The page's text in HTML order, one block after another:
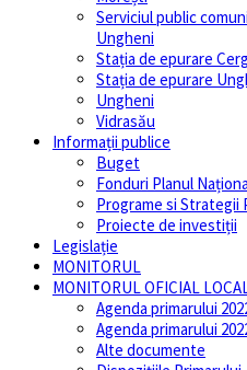
Serviciul public
Ungheni
Stația de epurare
Stația de epurare
Ungheni
Vidrasău
Informații publice
Buget
Fonduri Planul
Programe si Strategii
Proiecte de investiții
Legislație
MONITORUL
MONITORUL OFICIAL
Agenda primarului
Agenda primarului
Alte documente